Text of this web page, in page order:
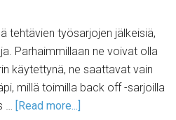
tehtävien työsarjojen jälkeisiä,
Parhaimmillaan ne voivat olla
käytettynä, ne saattavat vain
millä toimilla back off -sarjoilla
… [Read more...]